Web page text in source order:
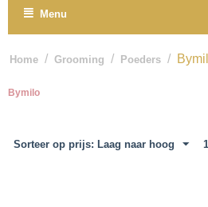
Menu
Home / Grooming / Poeders /
Bymilo
Sorteer op prijs: Laag naar hoog